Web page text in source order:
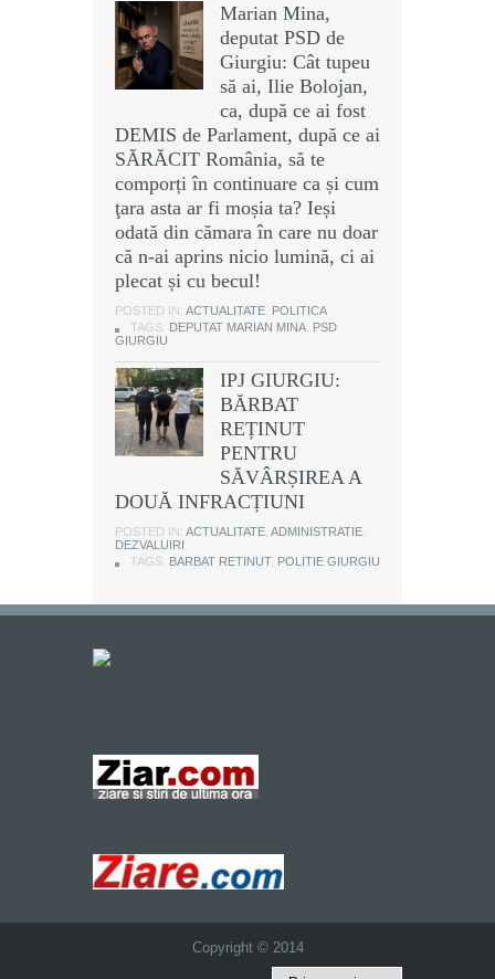
Marian Mina,
deputat PSD de
Giurgiu: Cât tupeu
să ai, Ilie Bolojan,
ca, după ce ai fost
DEMIS de Parlament, după ce ai
SĂRĂCIT România, să te
comporți în continuare ca și cum
ţara asta ar fi moșia ta? Ieși
odată din cămara în care nu doar
că n-ai aprins nicio lumină, ci ai
plecat și cu becul!
POSTED IN: ACTUALITATE POLITICA
TAGS: DEPUTAT MARIAN MINA PSD
GIURGIU
IPJ GIURGIU:
BĂRBAT
REȚINUT
PENTRU
SĂVÂRȘIREA A
DOUĂ INFRACȚIUNI
POSTED IN: ACTUALITATE ADMINISTRATIE
DEZVALUIRI
TAGS: BARBAT RETINUT, POLITIE GIURGIU
Copyright © 2014